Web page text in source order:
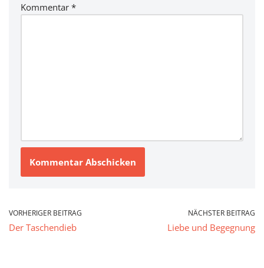
Kommentar *
VORHERIGER BEITRAG
Der Taschendieb
NÄCHSTER BEITRAG
Liebe und Begegnung